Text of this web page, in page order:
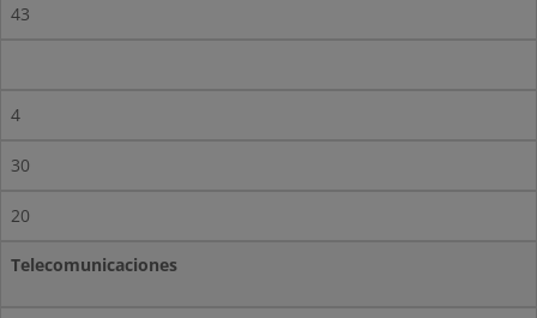
43
4
30
20
Telecomunicaciones